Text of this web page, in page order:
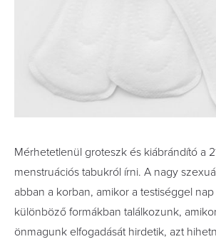
Mérhetetlenül groteszk és kiábrándító a
menstruációs tabukról írni. A nagy
abban a korban, amikor a testiséggel
különböző formákban találkozunk,
önmagunk elfogadását hirdetik, azt